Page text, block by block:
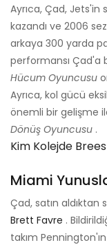
Ayrıca, Çad, Jets'in
kazandı ve 2006
arkaya 300 yarda
performansı Çad'a
Hücum Oyuncusu
Ayrıca, kol gücü
önemli bir gelişme
Dönüş Oyuncusu .
Kim Kolejde
Miami
Çad, satın aldıktan
Brett Favre .
takım